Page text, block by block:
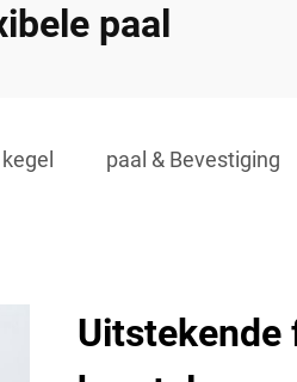
paal
paal & Bevestiging